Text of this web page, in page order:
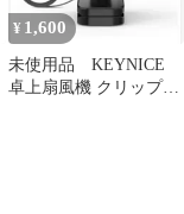
ャンプ/車内/洗面所/オ
フィス KN-618 ホワイ
¥ 1,600
未使用品 KEYNICE
卓上扇風機 クリップ式